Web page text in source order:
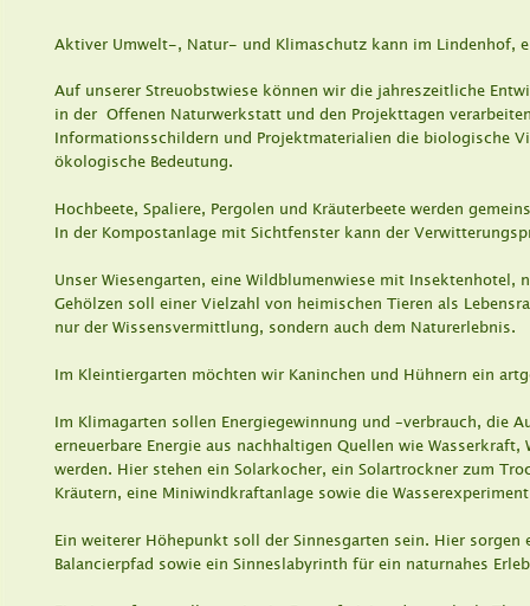
Aktiver Umwelt-, Natur- und Klimaschutz kann im Lindenhof,
Auf unserer Streuobstwiese können wir die jahreszeitliche
in der  Offenen Naturwerkstatt und den Projekttagen
Informationsschildern und Projektmaterialien die biologische
ökologische Bedeutung.
Hochbeete, Spaliere, Pergolen und Kräuterbeete werden
In der Kompostanlage mit Sichtfenster kann der
Unser Wiesengarten, eine Wildblumenwiese mit
Gehölzen soll einer Vielzahl von heimischen Tieren als
nur der Wissensvermittlung, sondern auch dem Naturerlebnis.
Im Kleintiergarten möchten wir Kaninchen und Hühnern ein
Im Klimagarten sollen Energiegewinnung und –verbrauch, die
erneuerbare Energie aus nachhaltigen Quellen wie
werden. Hier stehen ein Solarkocher, ein Solartrockner zum
Kräutern, eine Miniwindkraftanlage sowie die
Ein weiterer Höhepunkt soll der Sinnesgarten sein. Hier
Balancierpfad sowie ein Sinneslabyrinth für ein naturnahes